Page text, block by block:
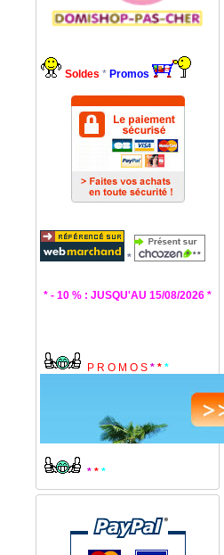
Soldes * Promos
*
* - 10 % : JUSQU'AU 15/08/2026 *
P R O M O S * * *
* * *